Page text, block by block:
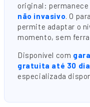
original:
não invasivo. O
permite adaptar o
momento, sem
Disponível com
gratuita até 30
especializada